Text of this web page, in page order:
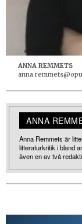
ANNA REMMETS
ANNA
Anna Remmets är
litteraturkritik i bland
även en av två